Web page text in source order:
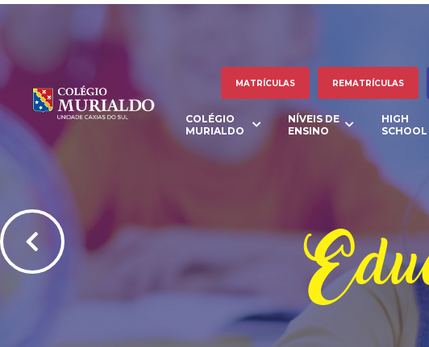
MATRÍCULAS REMATRÍCULAS
COLÉGIO
MURIALDO
NÍVEIS DE
ENSINO
HIGH
SCHOOL